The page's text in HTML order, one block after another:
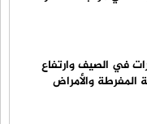
في الصيف وارتفاع
المفرطة والأمراض